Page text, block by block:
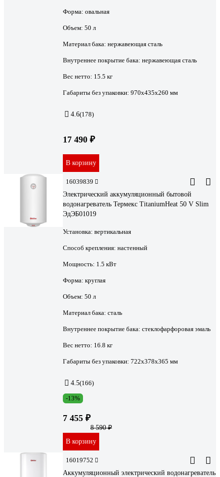
Форма: овальная
Объем: 50 л
Материал бака: нержавеющая сталь
Внутреннее покрытие бака: нержавеющая сталь
Вес нетто: 15.5 кг
Габариты без упаковки: 970х435х260 мм
4.6(178)
17 490 ₽
В корзину
16039839
Электрический аккумуляционный бытовой
водонагреватель Термекс TitaniumHeat 50 V Slim
ЭдЭБ01019
Установка: вертикальная
Способ крепления: настенный
Мощность: 1.5 кВт
Форма: круглая
Объем: 50 л
Материал бака: сталь
Внутреннее покрытие бака: стеклофарфоровая эмаль
Вес нетто: 16.8 кг
Габариты без упаковки: 722х378х365 мм
4.5(166)
-13%
7 455 ₽
8 590 ₽
В корзину
16019752
Аккумуляционный электрический водонагреватель